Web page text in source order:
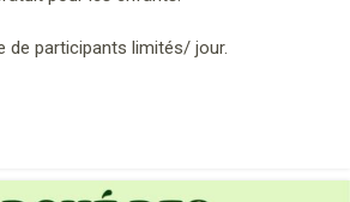
de participants limités/ jour.